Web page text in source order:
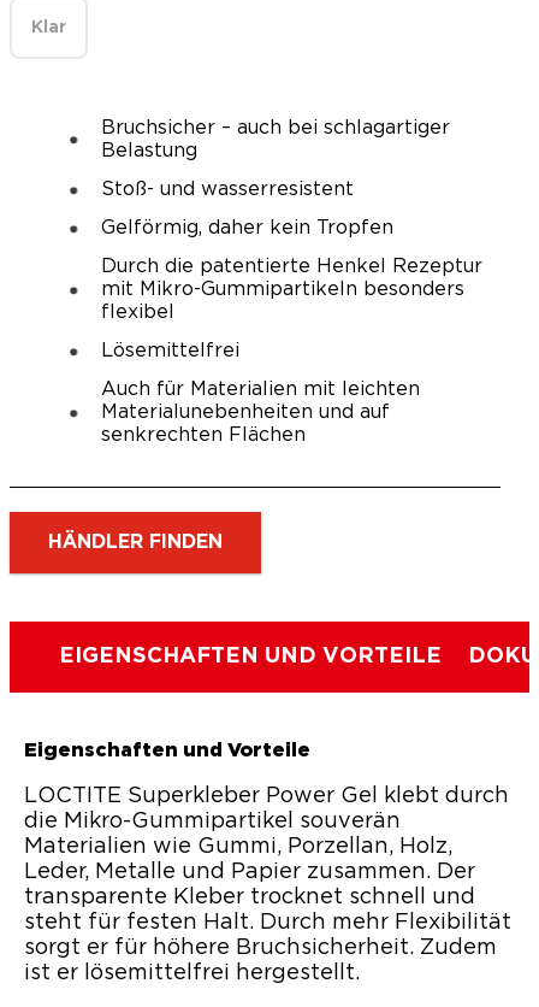
Klar
Bruchsicher – auch bei schlagartiger
Belastung
Stoß- und wasserresistent
Gelförmig, daher kein Tropfen
Durch die patentierte Henkel Rezeptur
mit Mikro-Gummipartikeln besonders
flexibel
Lösemittelfrei
Auch für Materialien mit leichten
Materialunebenheiten und auf
senkrechten Flächen
HÄNDLER FINDEN
EIGENSCHAFTEN UND VORTEILE
Eigenschaften und Vorteile
LOCTITE Superkleber Power Gel klebt durch
die Mikro-Gummipartikel souverän
Materialien wie Gummi, Porzellan, Holz,
Leder, Metalle und Papier zusammen. Der
transparente Kleber trocknet schnell und
steht für festen Halt. Durch mehr Flexibilität
sorgt er für höhere Bruchsicherheit. Zudem
ist er lösemittelfrei hergestellt.